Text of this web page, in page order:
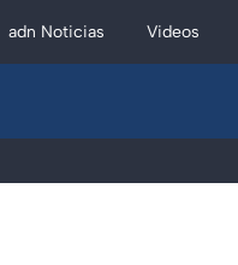
adn Noticias Videos